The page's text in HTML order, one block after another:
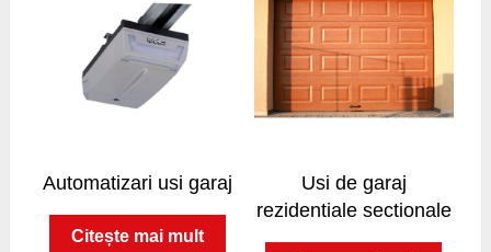
Automatizari usi garaj
Citește mai mult
Usi de garaj
rezidentiale sectionale